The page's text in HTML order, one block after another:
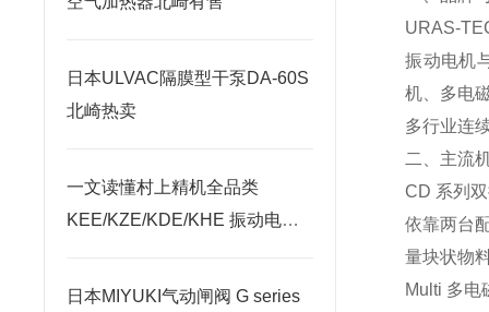
日本ULVAC隔膜型干泵DA-60S
北崎热卖
一文读懂村上精机全品类
KEE/KZE/KDE/KHE 振动电机
日本MIYUKI气动闸阀 G series
URAS-
振动电机
机、多电
多行业连
二、主流
CD 系列
依靠两台
量块状物
Multi 多电